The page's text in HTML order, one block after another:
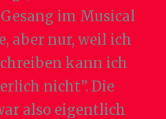
im Musical
aber nur, weil ich
kann ich
nicht”. Die
also eigentlich